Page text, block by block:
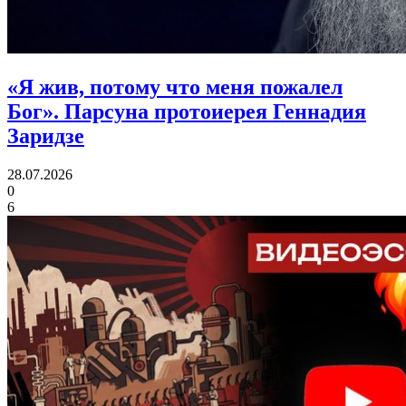
«Я жив, потому что меня пожалел
Бог». Парсуна протоиерея Геннадия
Заридзе
28.07.2026
0
6